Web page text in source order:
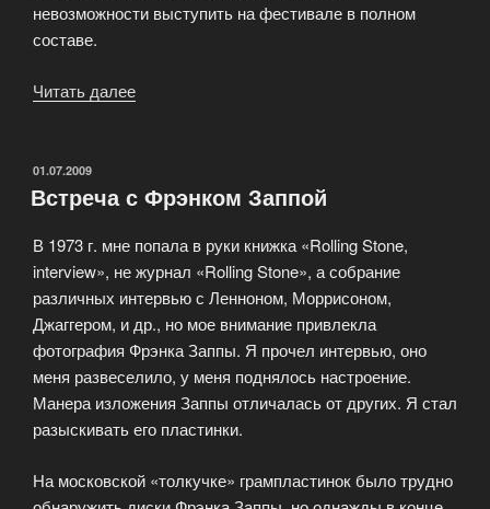
невозможности выступить на фестивале в полном
составе.
Читать далее
фестиваль
ОПУБЛИКОВАНО
01.07.2009
Встреча с Фрэнком Заппой
В 1973 г. мне попала в руки книжка «Rolling Stone,
interview», не журнал «Rolling Stone», а собрание
различных интервью с Ленноном, Моррисоном,
Джаггером, и др., но мое внимание привлекла
фотография Фрэнка Заппы. Я прочел интервью, оно
меня развеселило, у меня поднялось настроение.
Манера изложения Заппы отличалась от других. Я стал
разыскивать его пластинки.
На московской «толкучке» грампластинок было трудно